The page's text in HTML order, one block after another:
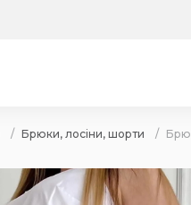
/ Брюки, лосіни, шорти /